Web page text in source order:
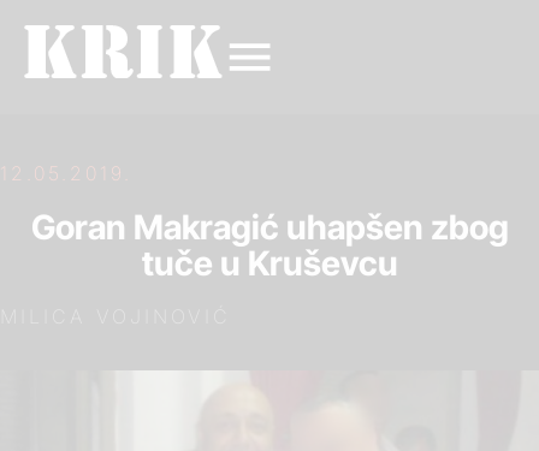
12.05.2019.
Goran Makragić uhapšen zbog
tuče u Kruševcu